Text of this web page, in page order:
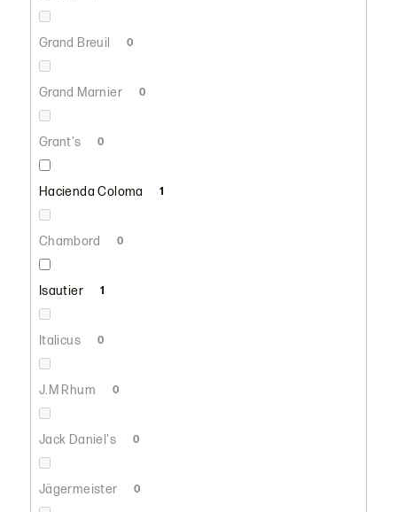
Grand Breuil 0
Grand Marnier 0
Grant's 0
Hacienda Coloma 1
Chambord 0
Isautier 1
Italicus 0
J.M Rhum 0
Jack Daniel's 0
Jägermeister 0